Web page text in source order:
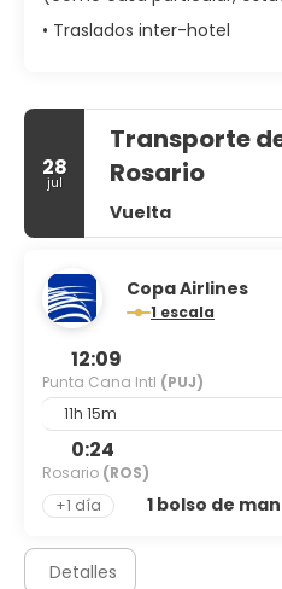
• Traslados inter-hotel
28
jul
Transporte
Rosario
Vuelta
Copa Airlines
1 escala
12:09
Punta Cana Intl (PUJ)
11h 15m
0:24
Rosario (ROS)
+1 día
1 bolso de
Detalles